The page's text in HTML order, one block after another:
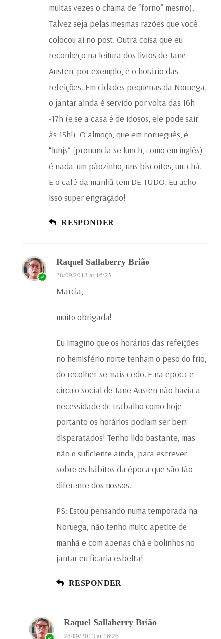
muitas vezes o chama de “forno” mesmo).
Talvez seja pelas mesmas razões que você
colocou aí no post. Outra coisa que eu
reconheço na leitura dos livros de Jane
Austen, por exemplo, é o horário das
refeições. Em cidades pequenas da Noruega,
o jantar ainda é servido por volta das 16h
-17h (e se a casa é de idosos, ele pode sair
às 15h!). O almoço, que em norueguês, é
“lunjs” (pronuncia-se lunch, como em inglês)
é nada: um pãozinho, uns biscoitos, um chá.
E o café da manhã tem DE TUDO. Eu acho
isso super engraçado!
RESPONDER
Raquel Sallaberry Brião
28/09/2013 at 16:25
Marcia,
muito obrigada!
Eu imagino que os horários das refeições
no hemisfério norte tenham o peso do frio,
do recolher-se mais cedo. E na época e
círculo social de Jane Austen não havia a
necessidade do trabalho como hoje
portanto os horários podiam ser bem
disparatados! Tenho lido bastante, mas
não o suficiente ainda, para escrever
sobre os hábitos da época que são tão
diferente dos nossos.
PS: Estou pensando numa temporada na
Noruega, não tenho muito apetite de
manhã e com apenas chá e bolinhos no
jantar eu ficaria esbelta!
RESPONDER
Raquel Sallaberry Brião
28/09/2013 at 16:26